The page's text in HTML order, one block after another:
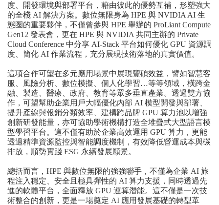
度、開發環境與部署平台，藉由彼此的優勢互補，形塑強大
的全棧 AI 解決方案。數位無限身為 HPE 與 NVIDIA AI 生
態圈的重要夥伴，不僅曾參與 HPE 舉辦的 ProLiant Compute
Gen12 發表會，更在 HPE 與 NVIDIA 共同主辦的 Private
Cloud Conference 中分享 AI-Stack 平台如何優化 GPU 資源調
度、簡化 AI 作業流程，充分展現技術落地的真實價值。
這項合作可望在多元應用場景中展現豐碩效益，譬如智慧客
服、風險分析、數位模擬、個人化學習…等等領域，橫跨金
融、製造、醫療、政府、教育等眾多垂直產業。透過雙方協
作，可望幫助企業用戶大幅優化內部 AI 模型開發與部署、
提升產線與報銷分類效率、建構跨品牌 GPU 算力池以增強
創新研發能量，亦可協助學術機構打造全堆疊式大型語言模
型學習平台。這不僅有助於企業高效運用 GPU 算力，更能
透過精準資源監控與智能調度機制，有效降低營運成本與碳
排放，順勢實踐 ESG 永續發展願景。
總括而言，HPE 與數位無限的強強聯手，不僅為企業 AI 旅
程注入穩定、安全且極具彈性的 AI 算力支援，同時透過先
進的軟體平台，全面釋放 GPU 運算潛能。這不僅是一次技
術整合的創新，更是一場奠定 AI 應用發展基礎的轉型革